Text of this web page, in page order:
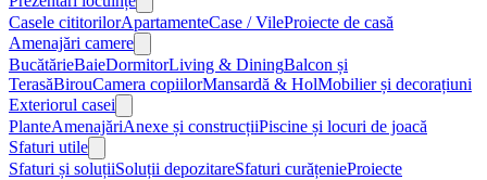
Casele cititorilorApartamenteCase / VileProiecte de casă
Amenajări camere
BucătărieBaieDormitorLiving & DiningBalcon și
TerasăBirouCamera copiilorMansardă & HolMobilier și decorațiuni
Exteriorul casei
PlanteAmenajăriAnexe și construcțiiPiscine și locuri de joacă
Sfaturi utile
Sfaturi și soluțiiSoluții depozitareSfaturi curățenieProiecte